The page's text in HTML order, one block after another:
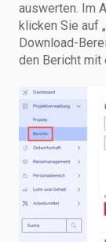
auswerten. Im
klicken Sie auf „
Download-
den Bericht mit